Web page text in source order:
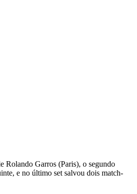
Rolando Garros (Paris), o segundo
e no último set salvou dois match-